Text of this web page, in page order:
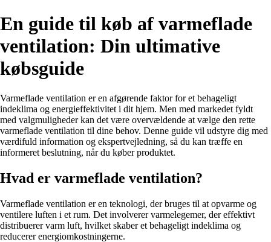
En guide til køb af varmeflade
ventilation: Din ultimative
købsguide
Varmeflade ventilation er en afgørende faktor for et behageligt
indeklima og energieffektivitet i dit hjem. Men med markedet fyldt
med valgmuligheder kan det være overvældende at vælge den rette
varmeflade ventilation til dine behov. Denne guide vil udstyre dig med
værdifuld information og ekspertvejledning, så du kan træffe en
informeret beslutning, når du køber produktet.
Hvad er varmeflade ventilation?
Varmeflade ventilation er en teknologi, der bruges til at opvarme og
ventilere luften i et rum. Det involverer varmelegemer, der effektivt
distribuerer varm luft, hvilket skaber et behageligt indeklima og
reducerer energiomkostningerne.